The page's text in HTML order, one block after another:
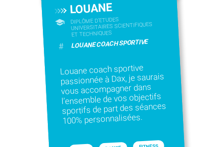
LOUANE
DIPLÔME D'ETUDES
UNIVERSITAIRES SCIENTIFIQUES
ET TECHNIQUES
# LOUANE COACH SPORTIVE
Louane coach sportive
passionnée à Dax, je saurais
vous accompagner dans
l’ensemble de vos objectifs
sportifs de part des séances
100% personnalisées.